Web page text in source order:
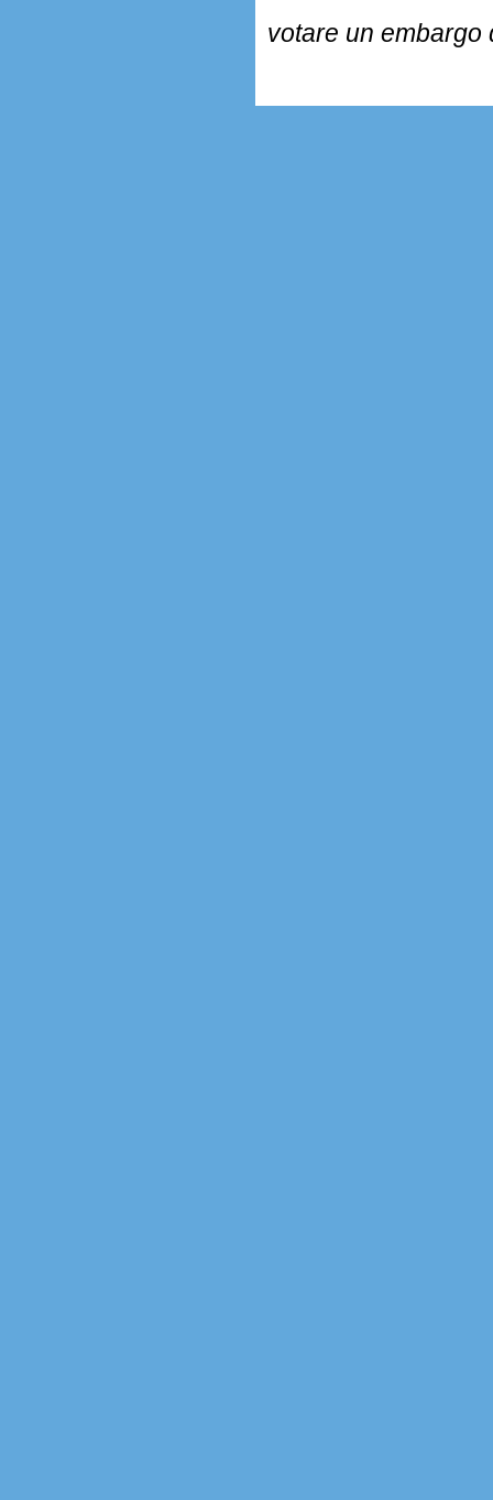
votare un embargo